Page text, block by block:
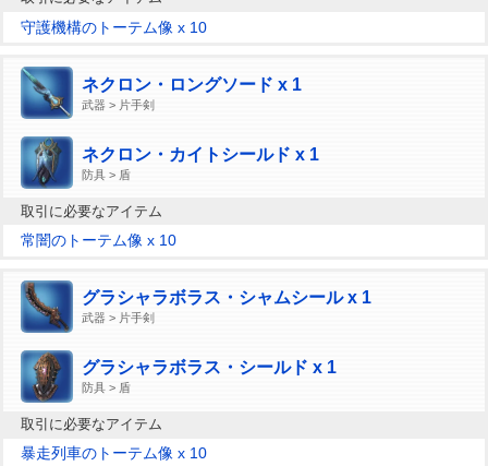
守護機構のトーテム像 x 10
ネクロン・ロングソード x 1
武器 > 片手剣
ネクロン・カイトシールド x 1
防具 > 盾
取引に必要なアイテム
常闇のトーテム像 x 10
グラシャラボラス・シャムシール x 1
武器 > 片手剣
グラシャラボラス・シールド x 1
防具 > 盾
取引に必要なアイテム
暴走列車のトーテム像 x 10